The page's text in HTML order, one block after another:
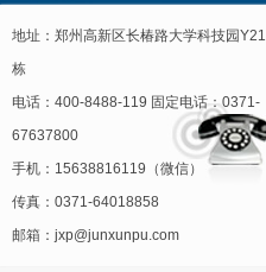
地址：郑州高新区长椿路大学科技园Y21
栋
电话：400-8488-119 固定电话：0371-
67637800
手机：15638816119（微信）
传真：0371-64018858
邮箱：jxp@junxunpu.com